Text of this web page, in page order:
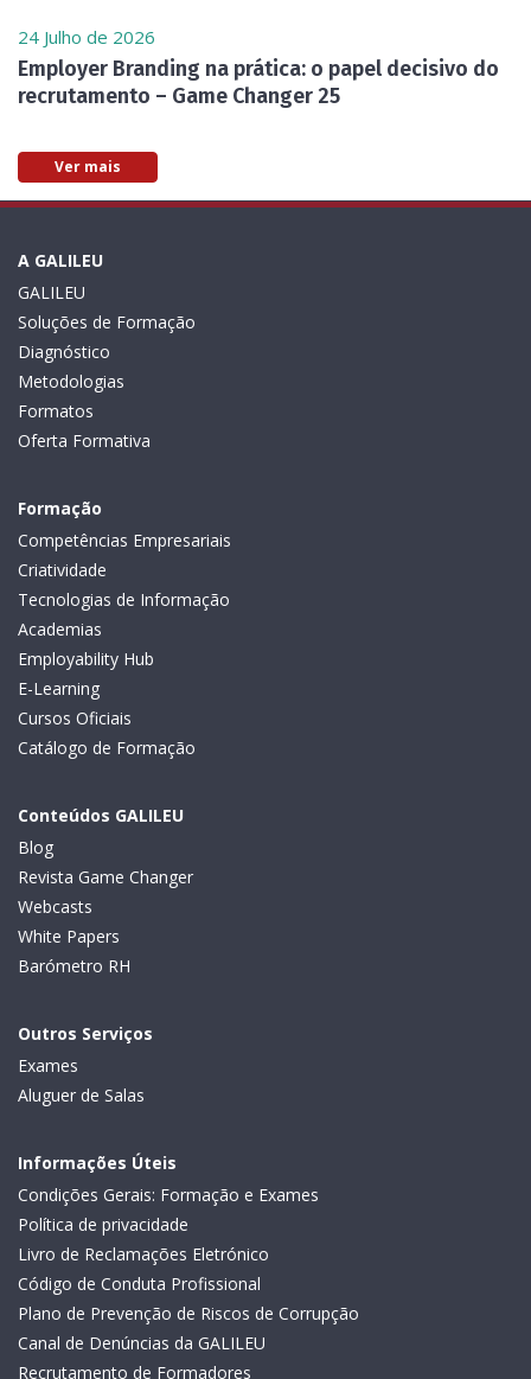
24 Julho de 2026
Employer Branding na prática: o papel decisivo do
recrutamento – Game Changer 25
Ver mais
A GALILEU
GALILEU
Soluções de Formação
Diagnóstico
Metodologias
Formatos
Oferta Formativa
Formação
Competências Empresariais
Criatividade
Tecnologias de Informação
Academias
Employability Hub
E-Learning
Cursos Oficiais
Catálogo de Formação
Conteúdos GALILEU
Blog
Revista Game Changer
Webcasts
White Papers
Barómetro RH
Outros Serviços
Exames
Aluguer de Salas
Informações Úteis
Condições Gerais: Formação e Exames
Política de privacidade
Livro de Reclamações Eletrónico
Código de Conduta Profissional
Plano de Prevenção de Riscos de Corrupção
Canal de Denúncias da GALILEU
Recrutamento de Formadores